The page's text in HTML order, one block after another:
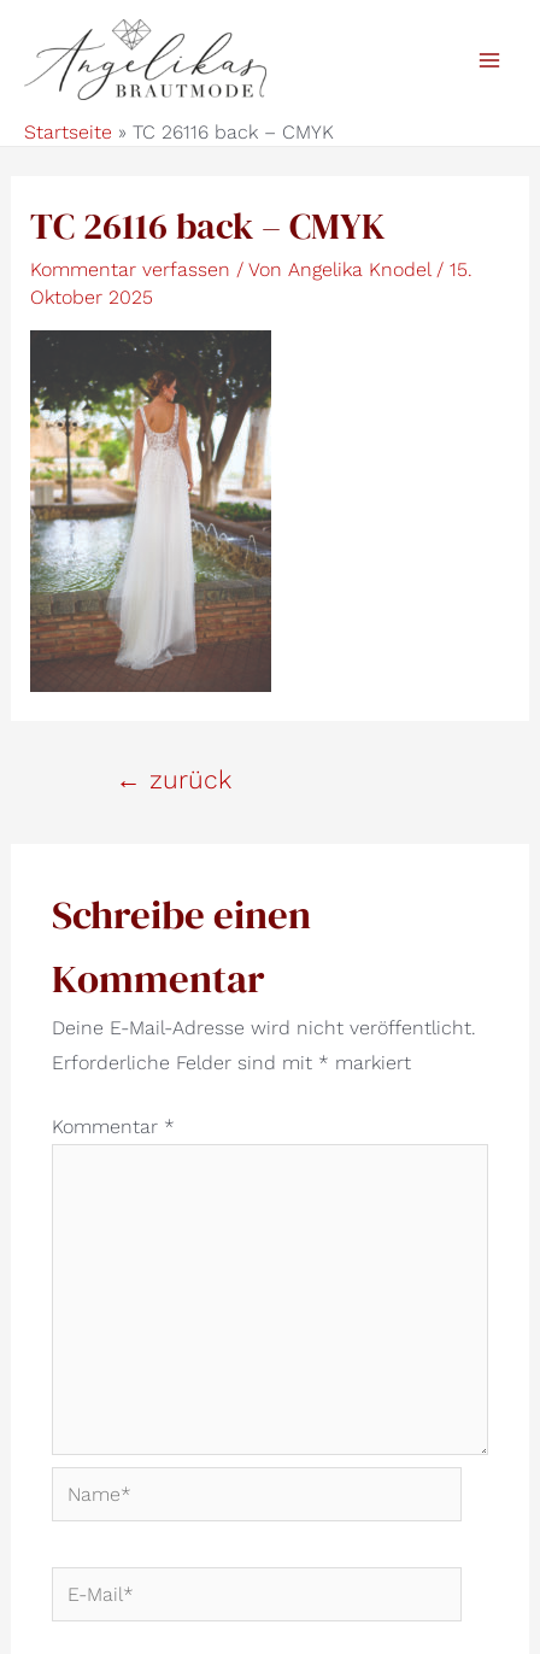
Inhalt
springen
Startseite TC 26116 back – CMYK
TC 26116 back – CMYK
Kommentar verfassen / Von Angelika Knodel / 15.
Oktober 2025
← zurück
Schreibe einen
Kommentar
Deine E-Mail-Adresse wird nicht veröffentlicht.
Erforderliche Felder sind mit * markiert
Kommentar *
Name*
E-
Mail*